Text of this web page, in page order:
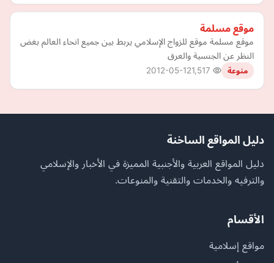
موقع مسلمة
موقع مسلمة موقع للزواج الإسلامي يربط بين جميع انحاء العالم بغض
النظر عن الجنسية والعرق
منوعة 2012-05-12
دليل المواقع الساخنة
دليل المواقع العربية والأجنبية المميزة في الأخبار والإسلامي
والترفيه والخدمات والتقنية والمنوعات.
الأقسام
مواقع إسلامية